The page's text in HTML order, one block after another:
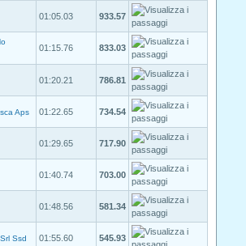
01:05.03 933.57
01:15.76 833.03
01:20.21 786.81
Aps 01:22.65 734.54
01:29.65 717.90
01:40.74 703.00
01:48.56 581.34
Ssd 01:55.60 545.93